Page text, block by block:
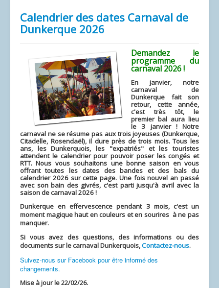
Calendrier des dates Carnaval de
Dunkerque 2026
Demandez le
programme du
carnaval 2026 !
En janvier, notre
carnaval de
Dunkerque fait son
retour, cette année,
c'est très tôt, le
premier bal aura lieu
le 3 janvier ! Notre
carnaval ne se résume pas aux trois joyeuses (Dunkerque,
Citadelle, Rosendaël), il dure près de trois mois. Tous les
ans, les Dunkerquois, les "expatriés" et les touristes
attendent le calendrier pour pouvoir poser les congés et
RTT. Nous vous souhaitons une bonne saison en vous
offrant toutes les dates des bandes et des bals du
calendrier 2026 sur cette page. Une fois nouvel an passé
avec son bain des givrés, c'est parti jusqu'à avril avec la
saison de carnaval 2026 !
Dunkerque en effervescence pendant 3 mois, c'est un
moment magique haut en couleurs et en sourires à ne pas
manquer.
Si vous avez des questions, des informations ou des
documents sur le carnaval Dunkerquois,Contactez-nous.
Suivez-nous sur Facebook pour être informé des
changements.
Mise à jour le 22/02/26.